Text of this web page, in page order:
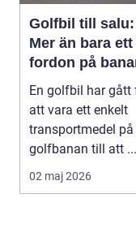
Golfbil till salu:
Mer än bara ett
fordon på
En golfbil har gått
att vara ett enkelt
transportmedel på
golfbanan till att ...
02 maj 2026